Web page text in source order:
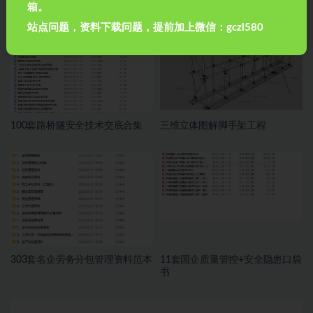
100套路桥隧安全技术交底合集 三维立体图解脚手架工程
303套名企劳务分包管理资料范本
11套国企质量管控+安全隐患口袋
书
箱。
站点问题，资料下载问题，提前加上微信：gczl580